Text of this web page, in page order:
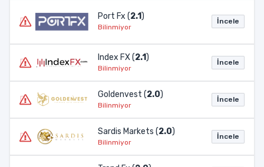
Port Fx (2.1)
Bilinmiyor
İncele
Index FX (2.1)
Bilinmiyor
İncele
Goldenvest (2.0)
Bilinmiyor
İncele
Sardis Markets (2.0)
Bilinmiyor
İncele